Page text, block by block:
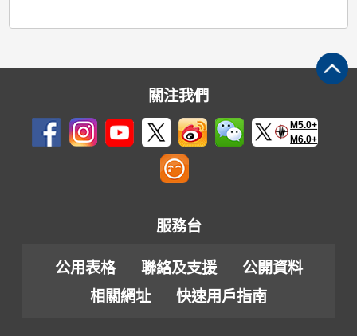
關注我們
M5.0+
M6.0+
服務台
公用表格 聯絡及支援
公開資料
相關網址
快速用戶指南